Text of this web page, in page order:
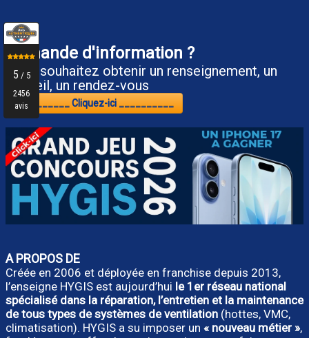
Demande d'information ?
Vous souhaitez obtenir un renseignement, un
conseil, un rendez-vous
__________ Cliquez-ici __________
A PROPOS DE
Créée en 2006 et déployée en franchise depuis 2013,
l’enseigne HYGIS est aujourd’hui le 1er réseau national
spécialisé dans la réparation, l’entretien et la maintenance
de tous types de systèmes de ventilation (hottes, VMC,
climatisation). HYGIS a su imposer un « nouveau métier »,